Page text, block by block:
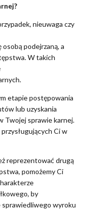
nieuwaga czy
osobą podejrzaną, a
W takich
etapie postępowania
lub uzyskania
Twojej sprawie karnej.
Ci w
reprezentować drugą
pomożemy Ci
by
sprawiedliwego wyroku